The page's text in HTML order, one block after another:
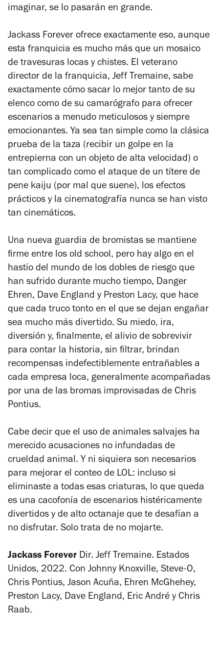
imaginar, se lo pasarán en grande.
Jackass Forever ofrece exactamente eso, aunque
esta franquicia es mucho más que un mosaico
de travesuras locas y chistes. El veterano
director de la franquicia, Jeff Tremaine, sabe
exactamente cómo sacar lo mejor tanto de su
elenco como de su camarógrafo para ofrecer
escenarios a menudo meticulosos y siempre
emocionantes. Ya sea tan simple como la clásica
prueba de la taza (recibir un golpe en la
entrepierna con un objeto de alta velocidad) o
tan complicado como el ataque de un títere de
pene kaiju (por mal que suene), los efectos
prácticos y la cinematografía nunca se han visto
tan cinemáticos.
Una nueva guardia de bromistas se mantiene
firme entre los old school, pero hay algo en el
hastío del mundo de los dobles de riesgo que
han sufrido durante mucho tiempo, Danger
Ehren, Dave England y Preston Lacy, que hace
que cada truco tonto en el que se dejan engañar
sea mucho más divertido. Su miedo, ira,
diversión y, finalmente, el alivio de sobrevivir
para contar la historia, sin filtrar, brindan
recompensas indefectiblemente entrañables a
cada empresa loca, generalmente acompañadas
por una de las bromas improvisadas de Chris
Pontius.
Cabe decir que el uso de animales salvajes ha
merecido acusaciones no infundadas de
crueldad animal. Y ni siquiera son necesarios
para mejorar el conteo de LOL: incluso si
eliminaste a todas esas criaturas, lo que queda
es una cacofonía de escenarios histéricamente
divertidos y de alto octanaje que te desafían a
no disfrutar. Solo trata de no mojarte.
Jackass Forever Dir. Jeff Tremaine. Estados
Unidos, 2022. Con Johnny Knoxville, Steve-O,
Chris Pontius, Jason Acuña, Ehren McGhehey,
Preston Lacy, Dave England, Eric André y Chris
Raab.